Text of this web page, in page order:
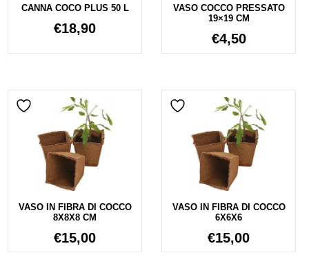
CANNA COCO PLUS 50 L
€18,90
VASO COCCO PRESSATO
19×19 CM
€4,50
VASO IN FIBRA DI COCCO
8X8X8 CM
€15,00
VASO IN FIBRA DI COCCO
6X6X6
€15,00